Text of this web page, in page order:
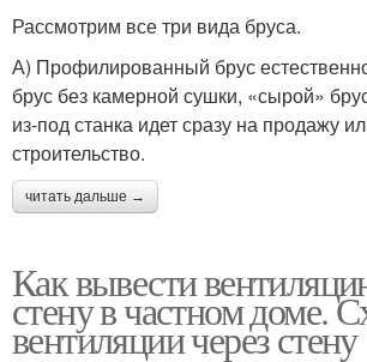
Рассмотрим все три вида бруса.
А) Профилированный брус
брус без камерной сушки, «сырой»
из-под станка идет сразу на продажу
строительство.
читать дальше →
Как вывести
стену в частном доме.
вентиляции через стену